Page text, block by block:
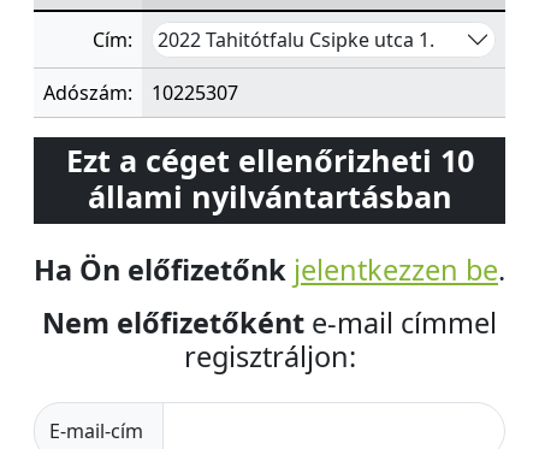
Cím: 2022 Tahitótfalu Csipke utca 1.
Adószám: 10225307
Ezt a céget ellenőrizheti 10
állami nyilvántartásban
Ha Ön előfizetőnk jelentkezzen be.
Nem előfizetőként e-mail címmel
regisztráljon:
E-mail-cím